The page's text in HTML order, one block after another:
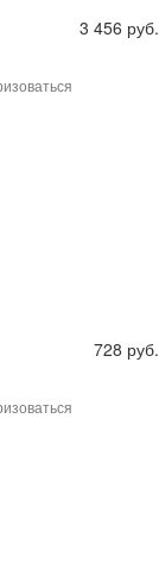
3 456 руб.
728 руб.